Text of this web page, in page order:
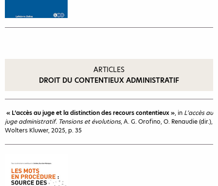
ARTICLES
DROIT DU CONTENTIEUX ADMINISTRATIF
« L’accès au juge et la distinction des recours contentieux », in L’accès au
juge administratif. Tensions et évolutions, A. G. Orofino, O. Renaudie (dir.),
Wolters Kluwer, 2025, p. 35